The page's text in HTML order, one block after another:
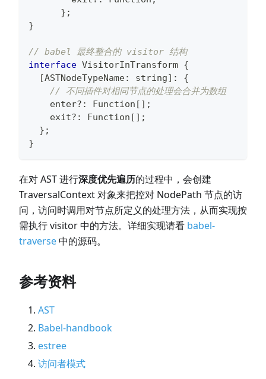
} ;
}
// babel 最终整合的 visitor 结构
interface VisitorInTransform {
[ASTNodeTypeName: string] :
{
// 不同插件对相同节点的处理会合并为数组
    enter
? : Function [ ] ;
    exit
? : Function [ ] ;
} ;
}
在对 AST 进行深度优先遍历的过程中，会创建
TraversalContext 对象来把控对 NodePath 节点的访
问，访问时调用对节点所定义的处理方法，从而实现按
需执行 visitor 中的方法。详细实现请看 babel-
traverse中的源码。
参考资料
AST
Babel-handbook
estree
访问者模式